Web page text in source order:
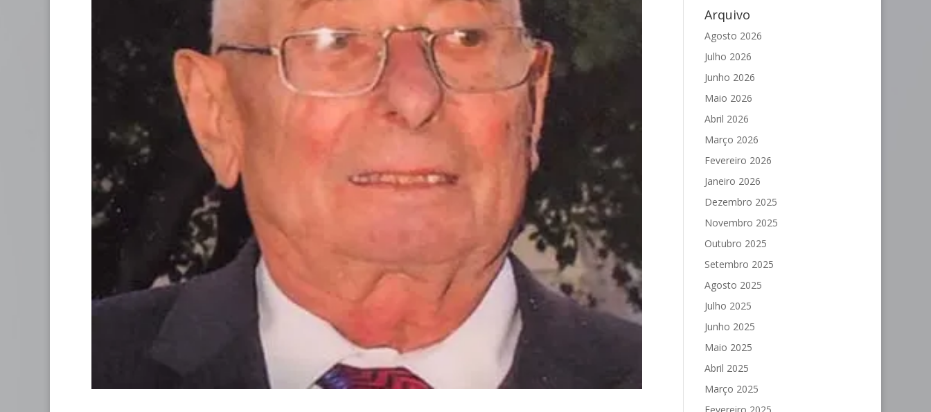
Arquivo
Agosto 2026
Julho 2026
Junho 2026
Maio 2026
Abril 2026
Março 2026
Fevereiro 2026
Janeiro 2026
Dezembro 2025
Novembro 2025
Outubro 2025
Setembro 2025
Agosto 2025
Julho 2025
Junho 2025
Maio 2025
Abril 2025
Março 2025